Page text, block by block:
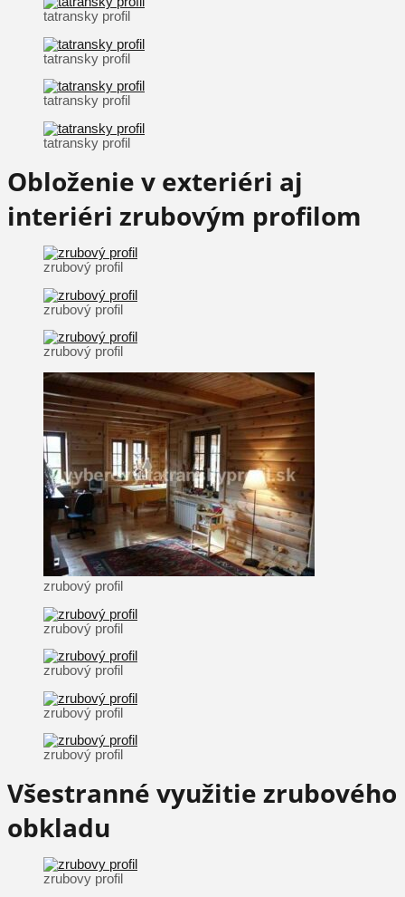
tatransky profil
tatransky profil
tatransky profil
tatransky profil
Obloženie v exteriéri aj
interiéri zrubovým profilom
zrubový profil
zrubový profil
zrubový profil
zrubový profil
zrubový profil
zrubový profil
zrubový profil
zrubový profil
Všestranné využitie zrubového
obkladu
zrubovy profil